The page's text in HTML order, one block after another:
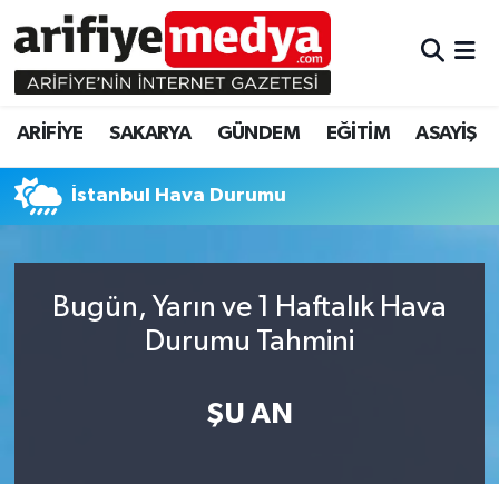
ARİFİYE SAKARYA GÜNDEM EĞİTİM ASAYİŞ
İstanbul Hava Durumu
Bugün, Yarın ve 1 Haftalık Hava
Durumu Tahmini
ŞU AN
ARİFİYE
SAKARYA
GÜNDEM
ASAYİŞ
ARİFİYE
GÜNDEM
EĞİTİM
ASAYİŞ
Sakarya Hava Durumu
Sakarya Namaz Vakitleri
Sakarya Trafik Yoğunluk Haritası
Tüm Manşetler